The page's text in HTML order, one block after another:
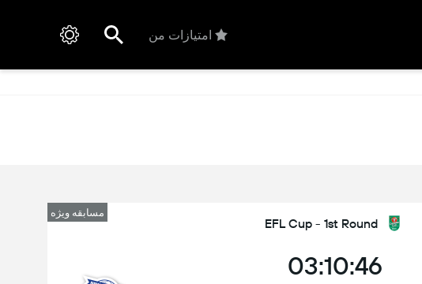
امتیازات من
مسابقه ویژه
EFL Cup - 1st Round
03:10:46